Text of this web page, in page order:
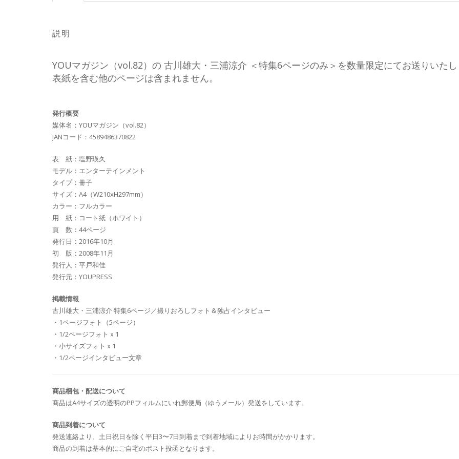
説明
YOUマガジン（vol.82）の 古川雄大・三浦涼介 ＜特集6ページのみ＞を数量限定にてお送りいた
表紙を含む他のページは含まれません。
発行概要
媒体名：YOUマガジン（vol.82）
JANコード：4589486370822
表 紙：塩野瑛久
モデル：エンターテインメント
タイプ：冊子
サイズ：A4（W210xH297mm）
カラー：フルカラー
用 紙：コート紙（ホワイト）
頁 数：44ページ
発行日：2016年10月
初 版：2008年11月
発行人：平戸和佳
発行元：YOUPRESS
掲載情報
古川雄大・三浦涼介 特集6ページ／撮りおろしフォト＆独占インタビュー
・1ページフォト（5ページ）
・1/2ページフォトｘ1
・小サイズフォトｘ1
・1/2ページインタビュー文章
商品梱包・配送について
商品はA4サイズの透明のPPフィルムにいれ郵便局（ゆうメール）発送をしています。
商品到着について
発送連絡より、土日祝日を除く平日3〜7日到着まで到着地域によりお時間がかかります。
商品の到着は基本的にご自宅のポスト投函となります。